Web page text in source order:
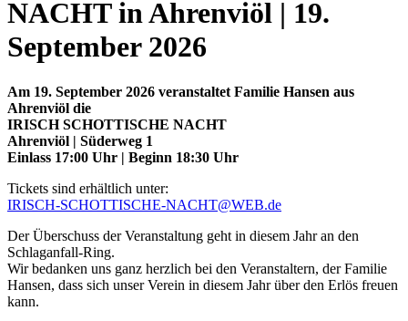
NACHT in Ahrenviöl | 19.
September 2026
Am 19. September 2026 veranstaltet Familie Hansen aus
Ahrenviöl die
IRISCH SCHOTTISCHE NACHT
Ahrenviöl | Süderweg 1
Einlass 17:00 Uhr | Beginn 18:30 Uhr
Tickets sind erhältlich unter:
IRISCH-SCHOTTISCHE-NACHT@WEB.de
Der Überschuss der Veranstaltung geht in diesem Jahr an den
Schlaganfall-Ring.
Wir bedanken uns ganz herzlich bei den Veranstaltern, der Familie
Hansen, dass sich unser Verein in diesem Jahr über den Erlös freuen
kann.